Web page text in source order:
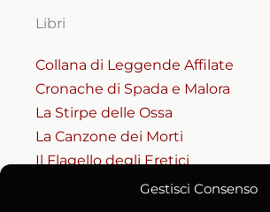
Gestisci Consenso
Libri
Collana di Leggende Affilate
Cronache di Spada e Malora
La Stirpe delle Ossa
La Canzone dei Morti
Il Flagello degli Eretici